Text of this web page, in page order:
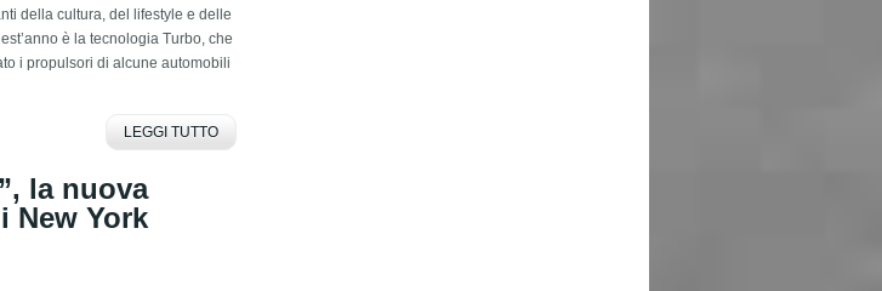
della cultura, del lifestyle e delle
è la tecnologia Turbo, che
i propulsori di alcune automobili
LEGGI TUTTO
la nuova
New York